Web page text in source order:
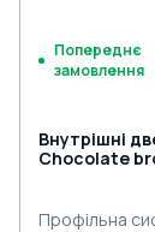
Попереднє
замовлення
Внутрішні
Chocolate
Профільна